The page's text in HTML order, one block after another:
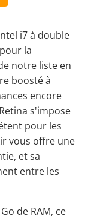
i7 à double
la
notre liste en
boosté à
encore
s'impose
pour les
vous offre une
et sa
entre les
de RAM, ce